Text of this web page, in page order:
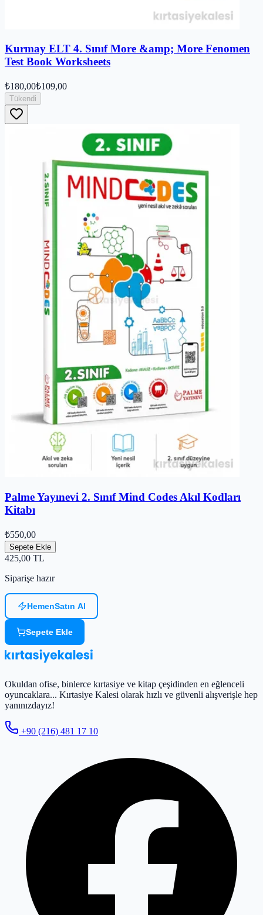
Kurmay ELT 4. Sınıf More &amp; More Fenomen
Test Book Worksheets
₺180,00₺109,00
Tükendi
Palme Yayınevi 2. Sınıf Mind Codes Akıl Kodları
Kitabı
₺550,00
Sepete Ekle
425,00 TL
Siparişe hazır
HemenSatın Al
Sepete Ekle
Okuldan ofise, binlerce kırtasiye ve kitap çeşidinden en eğlenceli
oyuncaklara... Kırtasiye Kalesi olarak hızlı ve güvenli alışverişle hep
yanınızdayız!
+90 (216) 481 17 10